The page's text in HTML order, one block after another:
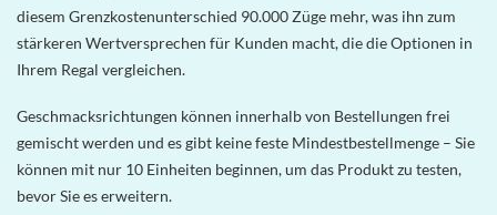
diesem Grenzkostenunterschied 90.000 Züge mehr, was ihn zum
stärkeren Wertversprechen für Kunden macht, die die Optionen in
Ihrem Regal vergleichen.
Geschmacksrichtungen können innerhalb von Bestellungen frei
gemischt werden und es gibt keine feste Mindestbestellmenge – Sie
können mit nur 10 Einheiten beginnen, um das Produkt zu testen,
bevor Sie es erweitern.